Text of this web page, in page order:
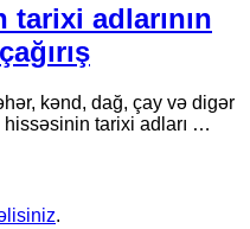
tarixi adlarının
kənd, dağ, çay və digər
hissəsinin tarixi adları …
.